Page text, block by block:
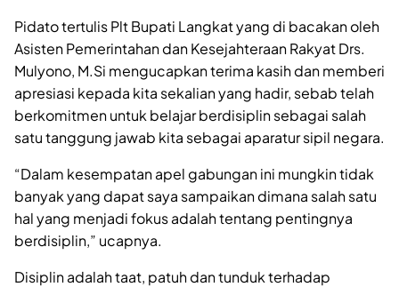
Pidato tertulis Plt Bupati Langkat yang di bacakan oleh
Asisten Pemerintahan dan Kesejahteraan Rakyat Drs.
Mulyono, M.Si mengucapkan terima kasih dan memberi
apresiasi kepada kita sekalian yang hadir, sebab telah
berkomitmen untuk belajar berdisiplin sebagai salah
satu tanggung jawab kita sebagai aparatur sipil negara.
“Dalam kesempatan apel gabungan ini mungkin tidak
banyak yang dapat saya sampaikan dimana salah satu
hal yang menjadi fokus adalah tentang pentingnya
berdisiplin,” ucapnya.
Disiplin adalah taat, patuh dan tunduk terhadap